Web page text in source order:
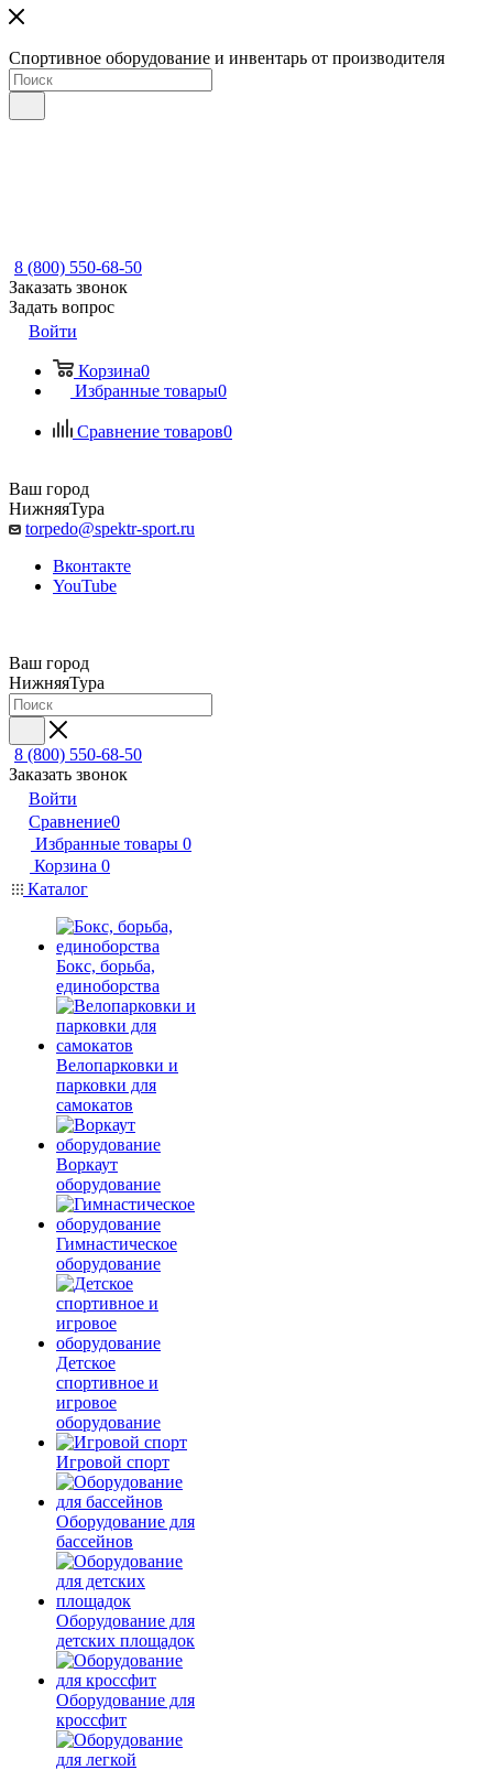
Спортивное оборудование и инвентарь от производителя
8 (800) 550-68-50
Заказать звонок
Задать вопрос
Войти
Корзина0
Избранные товары0
Сравнение товаров0
Ваш город
НижняяТура
torpedo@spektr-sport.ru
Вконтакте
YouTube
Ваш город
НижняяТура
8 (800) 550-68-50
Заказать звонок
Войти
Сравнение0
Избранные товары 0
Корзина 0
Каталог
Бокс, борьба,
единоборства
Велопарковки и
парковки для
самокатов
Воркаут
оборудование
Гимнастическое
оборудование
Детское
спортивное и
игровое
оборудование
Игровой спорт
Оборудование для
бассейнов
Оборудование для
детских площадок
Оборудование для
кроссфит